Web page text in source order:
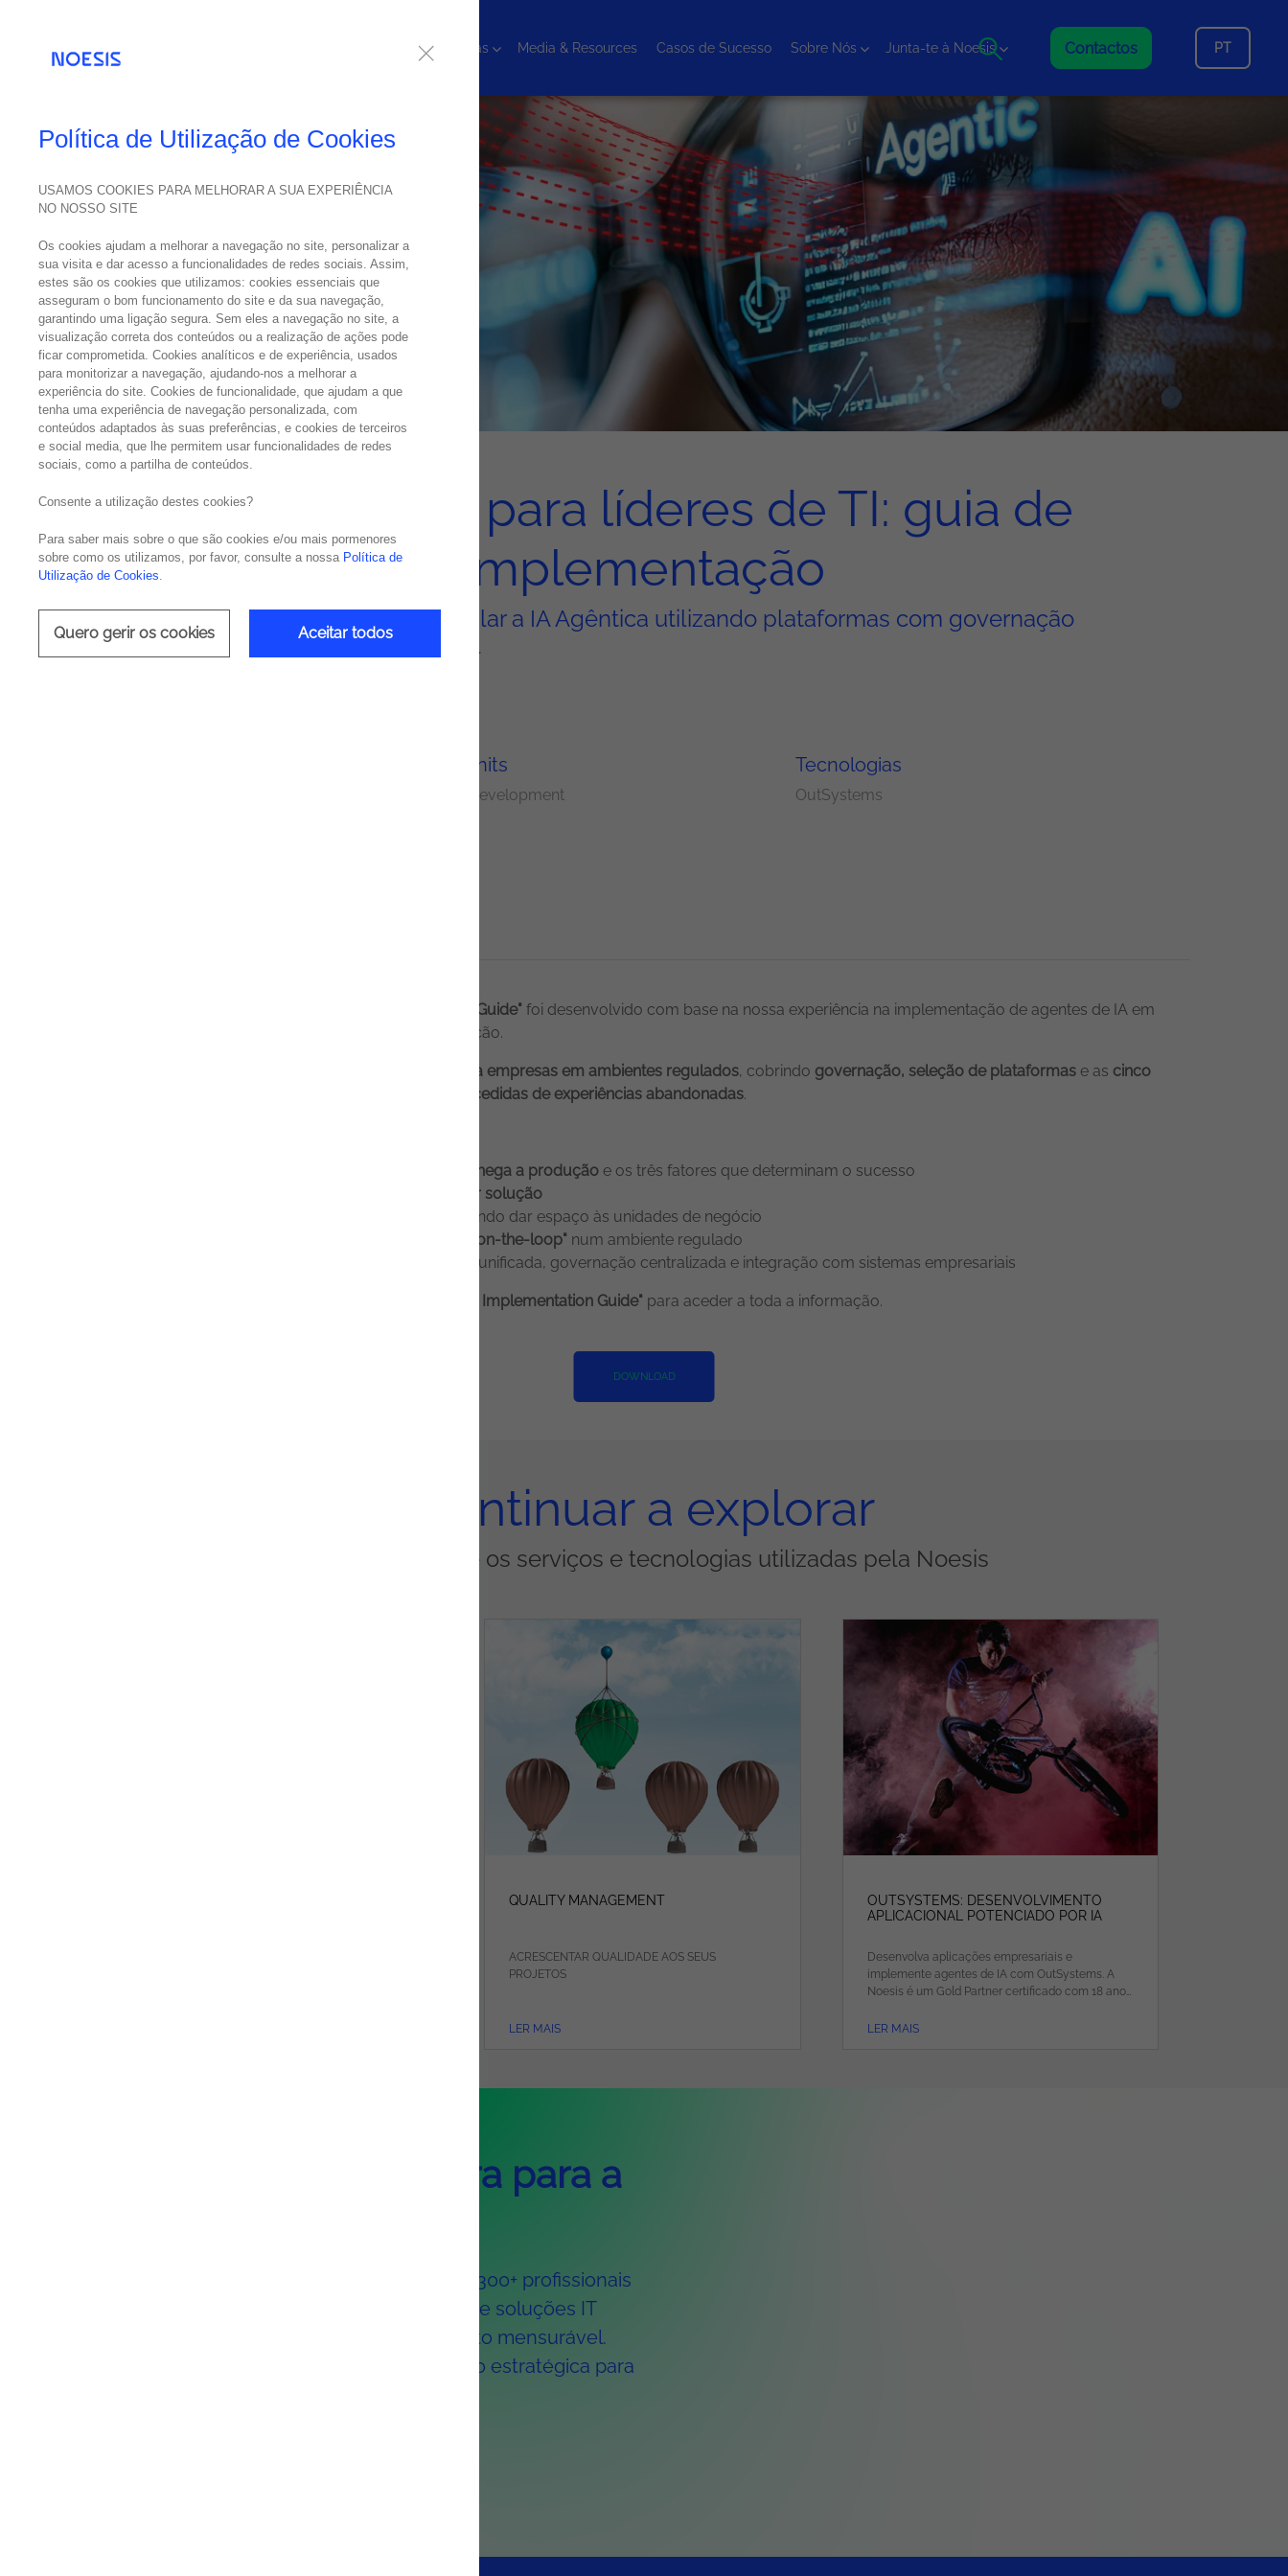
Tecnologias Media & Resources Casos de Sucesso Sobre Nós Junta-te à Noesis Contactos PT
IA Agêntica para líderes de TI: guia de
implementação
Como os líderes de IT podem escalar a IA Agêntica utilizando plataformas com governação
integrada e integração empresarial
Delivery Units
Application Development
Tecnologias
OutSystems
O ebook "Agentic AI for IT Leaders: Implementation Guide" foi desenvolvido com base na nossa experiência na implementação de agentes de IA em
, onde falhar não é uma opção.
guia prático de implementação para empresas em ambientes regulados, cobrindo governação, seleção de plataformas e as cinco
decisões que distinguem implementações bem-sucedidas de experiências abandonadas.
Porque a maioria dos pilotos de agentic AI não chega a produção e os três fatores que determinam o sucesso
Como calcular o ROI antes de construir qualquer solução
e quando dar espaço às unidades de negócio
Como funciona, na prática, um modelo "human-on-the-loop" num ambiente regulado
: orquestração unificada, governação centralizada e integração com sistemas empresariais
Faça download do ebook "Agentic AI for IT Leaders: Implementation Guide" para aceder a toda a informação.
DOWNLOAD
Continuar a explorar
Saiba mais sobre os serviços e tecnologias utilizadas pela Noesis
QUALITY MANAGEMENT
ACRESCENTAR QUALIDADE AOS SEUS
PROJETOS
LER MAIS
OUTSYSTEMS: DESENVOLVIMENTO
APLICACIONAL POTENCIADO POR IA
Desenvolva aplicações empresariais e
implemente agentes de IA com OutSystems. A
Noesis é um Gold Partner certificado com 18 anos
LER MAIS
Noesis como parceira para a
Com mais de 30 anos de experiência e 1.300+ profissionais
certificados em 8 países, a Noesis oferece soluções IT
end-to-end que impulsionam crescimento mensurável.
Combinamos expertise técnica com visão estratégica para
Política de Utilização de Cookies
USAMOS COOKIES PARA MELHORAR A SUA EXPERIÊNCIA
NO NOSSO SITE
Os cookies ajudam a melhorar a navegação no site, personalizar a
sua visita e dar acesso a funcionalidades de redes sociais. Assim,
estes são os cookies que utilizamos: cookies essenciais que
asseguram o bom funcionamento do site e da sua navegação,
garantindo uma ligação segura. Sem eles a navegação no site, a
visualização correta dos conteúdos ou a realização de ações pode
ficar comprometida. Cookies analíticos e de experiência, usados
para monitorizar a navegação, ajudando-nos a melhorar a
experiência do site. Cookies de funcionalidade, que ajudam a que
tenha uma experiência de navegação personalizada, com
conteúdos adaptados às suas preferências, e cookies de terceiros
e social media, que lhe permitem usar funcionalidades de redes
sociais, como a partilha de conteúdos.
Consente a utilização destes cookies?
Para saber mais sobre o que são cookies e/ou mais pormenores
sobre como os utilizamos, por favor, consulte a nossa Política de
Utilização de Cookies.
Quero gerir os cookies Aceitar todos